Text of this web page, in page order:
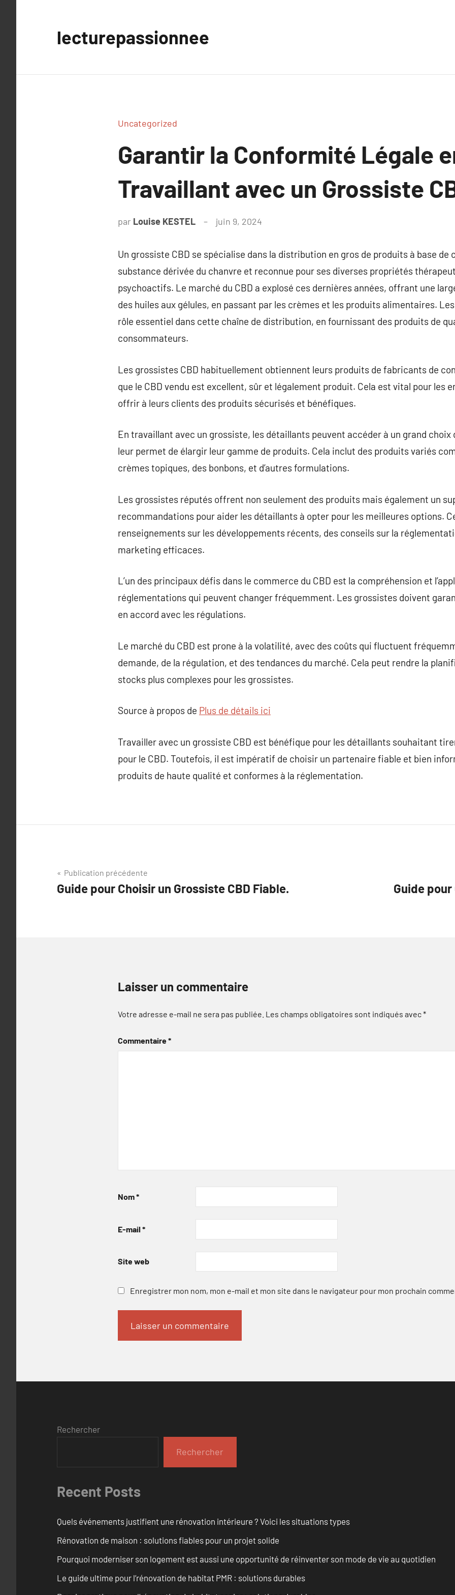
lecturepassionnee
Uncategorized
Garantir la Conformité Légale
Travaillant avec un Grossiste
par Louise KESTEL juin 9, 2024
Un grossiste CBD se spécialise dans la distribution en gros de produits à base de
substance dérivée du chanvre et reconnue pour ses diverses propriétés
psychoactifs. Le marché du CBD a explosé ces dernières années, offrant une
des huiles aux gélules, en passant par les crèmes et les produits alimentaires.
rôle essentiel dans cette chaîne de distribution, en fournissant des produits de
consommateurs.
Les grossistes CBD habituellement obtiennent leurs produits de fabricants de
que le CBD vendu est excellent, sûr et légalement produit. Cela est vital pour les
offrir à leurs clients des produits sécurisés et bénéfiques.
En travaillant avec un grossiste, les détaillants peuvent accéder à un grand choix
leur permet de élargir leur gamme de produits. Cela inclut des produits variés
crèmes topiques, des bonbons, et d’autres formulations.
Les grossistes réputés offrent non seulement des produits mais également un
recommandations pour aider les détaillants à opter pour les meilleures options.
renseignements sur les développements récents, des conseils sur la
marketing efficaces.
L’un des principaux défis dans le commerce du CBD est la compréhension et
réglementations qui peuvent changer fréquemment. Les grossistes doivent
en accord avec les régulations.
Le marché du CBD est prone à la volatilité, avec des coûts qui fluctuent
demande, de la régulation, et des tendances du marché. Cela peut rendre la
stocks plus complexes pour les grossistes.
Source à propos de Plus de détails ici
Travailler avec un grossiste CBD est bénéfique pour les détaillants souhaitant
pour le CBD. Toutefois, il est impératif de choisir un partenaire fiable et bien
produits de haute qualité et conformes à la réglementation.
Navigation
de
Publication précédente
Guide pour Choisir un Grossiste CBD Fiable. Guide
Laisser un commentaire
Votre adresse e-mail ne sera pas publiée. Les champs obligatoires sont indiqués avec*
Commentaire*
Nom*
E-mail *
Site web
Enregistrer mon nom, mon e-mail et mon site dans le navigateur pour mon prochain
Rechercher
Rechercher
Recent Posts
Quels événements justifient une rénovation intérieure ? Voici les situations types
Rénovation de maison : solutions fiables pour un projet solide
Pourquoi moderniser son logement est aussi une opportunité de réinventer son mode de vie au quotidien
Le guide ultime pour l’rénovation de habitat PMR : solutions durables